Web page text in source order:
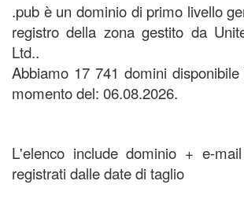
.pub è un dominio di primo livello
registro della zona gestito da
Ltd..
Abbiamo 17 741 domini
momento del: 06.08.2026.
L'elenco include dominio + e-
registrati dalle date di taglio